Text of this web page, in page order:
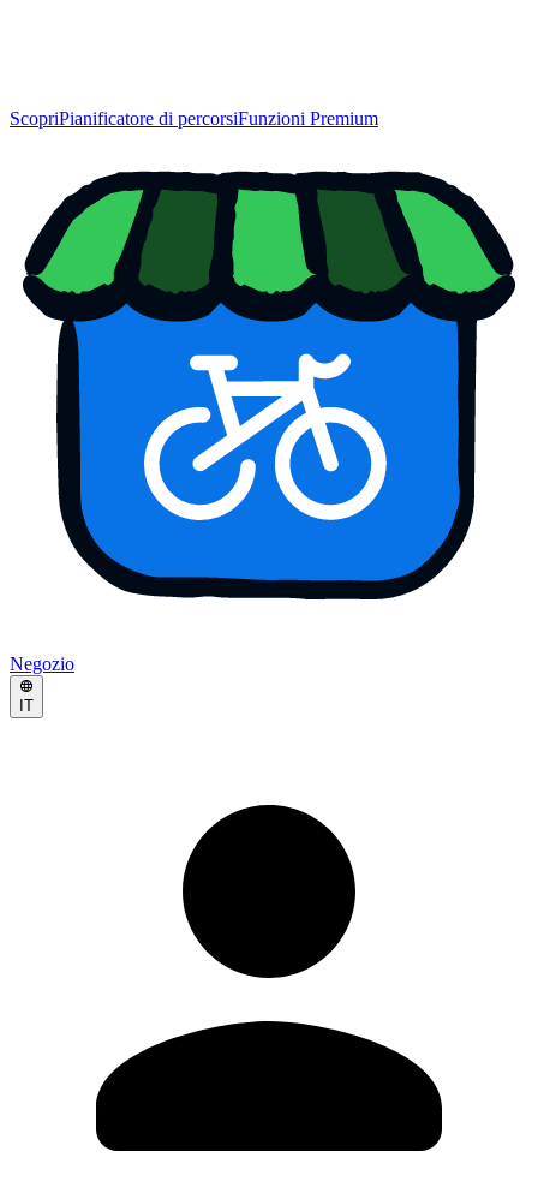
ScopriPianificatore di percorsiFunzioni Premium
Negozio
IT